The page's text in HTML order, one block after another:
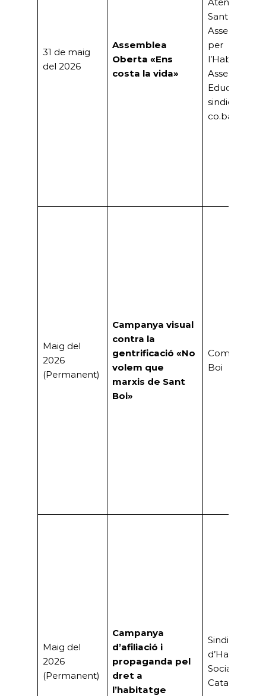
31 de maig
del 2026
Assemblea
Oberta «Ens
costa la vida»
Santboià,
Assemblea
per
l’Habitatge,
Assemblea
Educativa i
sindicats
co.bas)
Maig del
2026
(Permanent)
Campanya visual
contra la
gentrificació «No
volem que
marxis de Sant
Boi»
Comuns
Boi
Maig del
2026
(Permanent)
Campanya
d’afiliació i
propaganda pel
dret a
l’habitatge
Sindicat
d’Habitatge
Socialista de
Catalunya